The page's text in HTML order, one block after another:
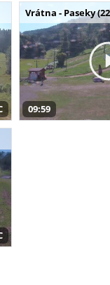
Vrátna - Paseky
09:59